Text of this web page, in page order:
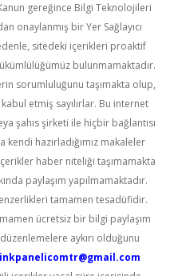
gereğince Bilgi Teknolojileri
onaylanmış bir Yer Sağlayıcı
sitedeki içerikleri proaktif
bulunmamaktadır.
sorumluluğunu taşımakta olup,
etmiş sayılırlar. Bu internet
şahıs şirketi ile hiçbir bağlantısı
kendi hazırladığımız makaleler
haber niteliği taşımamakta
paylaşım yapılmamaktadır.
tamamen tesadüfidir.
ücretsiz bir bilgi paylaşım
aykırı olduğunu